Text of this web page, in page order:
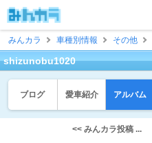
みんカラ
車種別情報 その他
shizunobu1020
ブログ 愛車紹介 アルバム
<< みんカラ投稿 ...